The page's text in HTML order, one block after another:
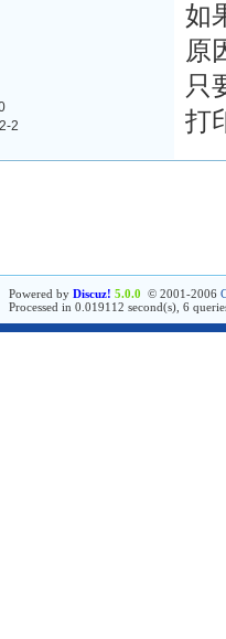
2
如
原
只
打
Powered by Discuz! 5.0.0 © 2001-2006
Processed in 0.019112 second(s), 6